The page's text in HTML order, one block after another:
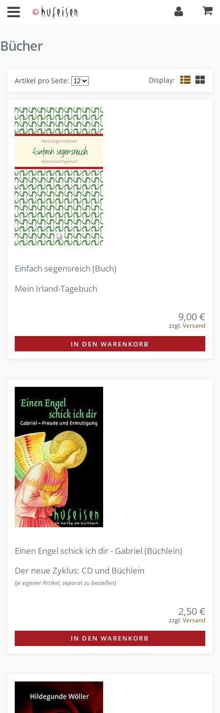
Bücher
Artikel pro Seite: Display:
Einfach segensreich (Buch)
Mein Irland-Tagebuch
9,00 €
zzgl.Versand
IN DEN WARENKORB
Einen Engel schick ich dir - Gabriel (Büchlein)
Der neue Zyklus: CD und Büchlein
(je eigener Artikel, separat zu bestellen)
2,50 €
zzgl.Versand
IN DEN WARENKORB